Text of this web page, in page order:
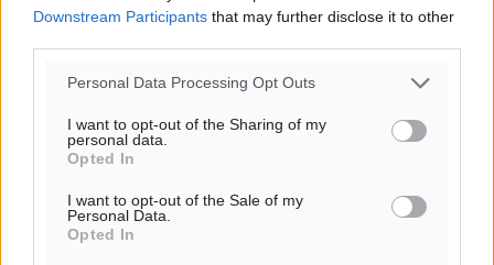
Downstream Participants that may further disclose it to other
Personal Data Processing Opt Outs
I want to opt-out of the Sharing of my
personal data.
Opted In
I want to opt-out of the Sale of my
Personal Data.
Opted In
Για την μερική αναπαραγωγή της είδησης από άλλες
παρεχόμενου συνδέσμου παραπομπής προς το άρθρο
της Δημοκρατικής.